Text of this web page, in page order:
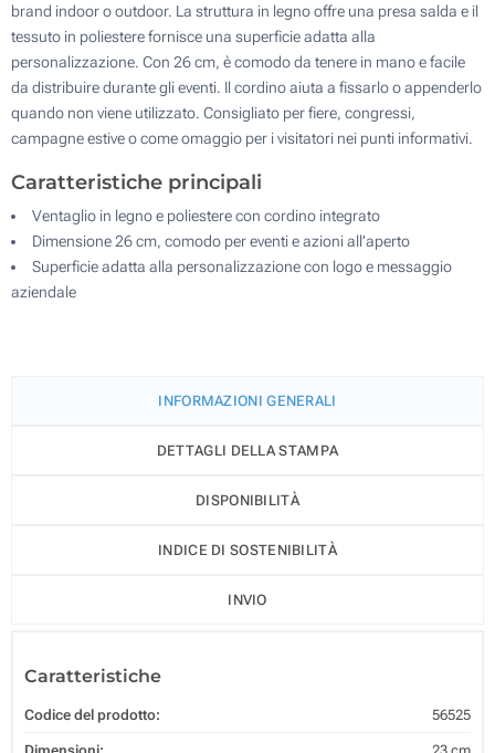
brand indoor o outdoor. La struttura in legno offre una presa salda e il
tessuto in poliestere fornisce una superficie adatta alla
personalizzazione. Con 26 cm, è comodo da tenere in mano e facile
da distribuire durante gli eventi. Il cordino aiuta a fissarlo o appenderlo
quando non viene utilizzato. Consigliato per fiere, congressi,
campagne estive o come omaggio per i visitatori nei punti informativi.
Caratteristiche principali
Ventaglio in legno e poliestere con cordino integrato
Dimensione 26 cm, comodo per eventi e azioni all’aperto
Superficie adatta alla personalizzazione con logo e messaggio
aziendale
INFORMAZIONI GENERALI
DETTAGLI DELLA STAMPA
DISPONIBILITÀ
INDICE DI SOSTENIBILITÀ
INVIO
Caratteristiche
Codice del prodotto: 56525